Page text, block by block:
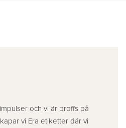
och vi är proffs på
vi Era etiketter där vi